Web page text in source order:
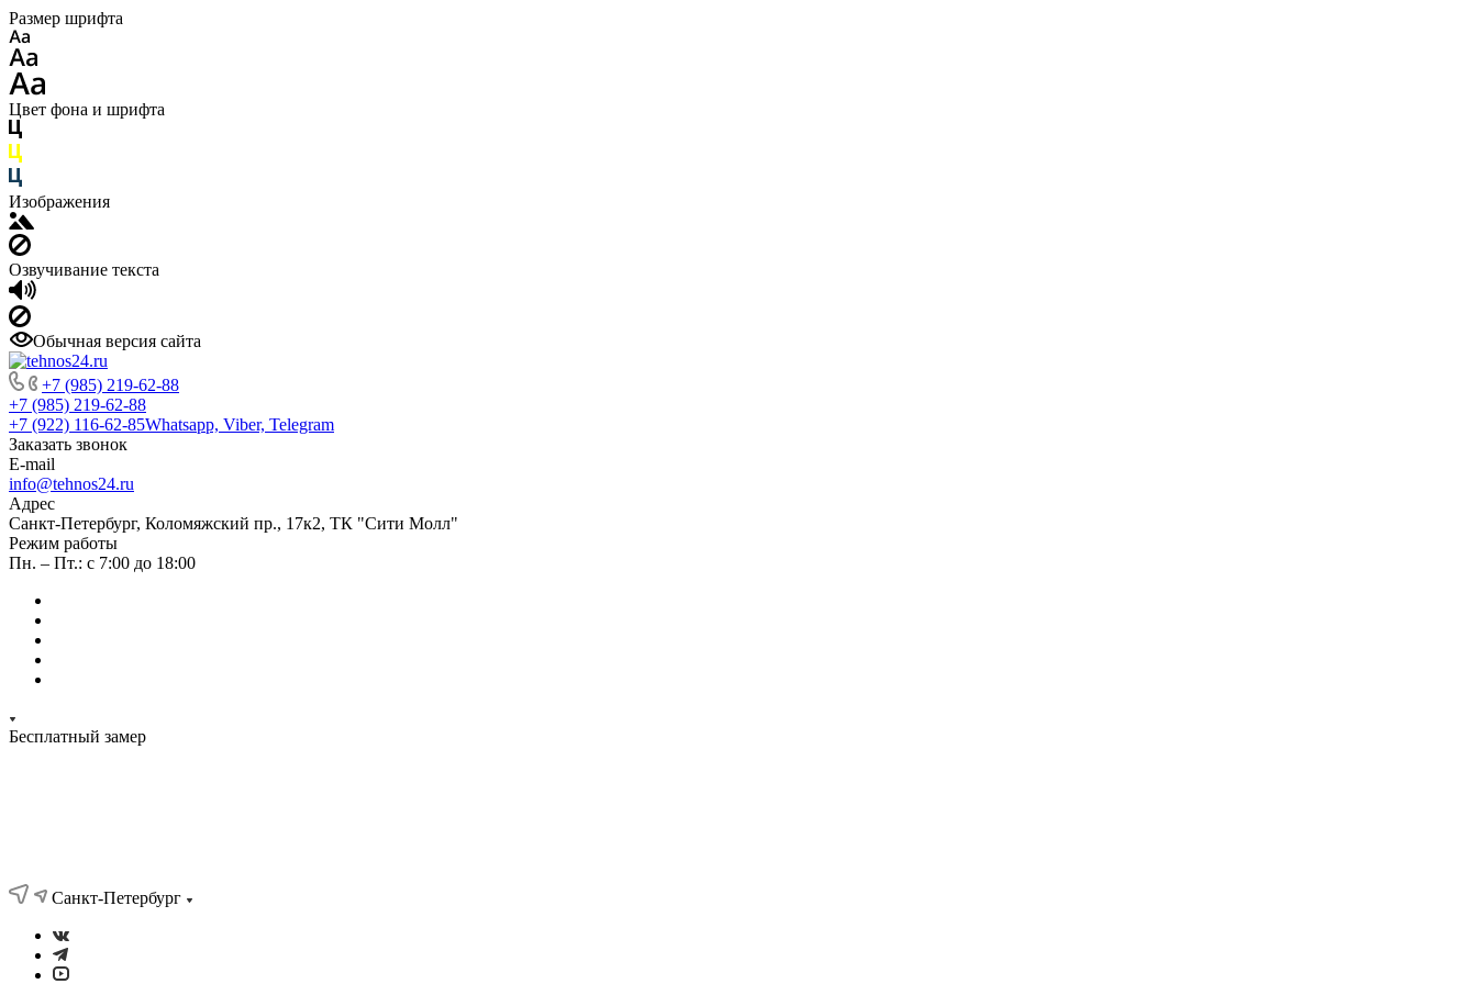
Размер шрифта
Цвет фона и шрифта
Изображения
Озвучивание текста
Обычная версия сайта
+7 (985) 219-62-88
+7 (985) 219-62-88
+7 (922) 116-62-85Whatsapp, Viber, Telegram
Заказать звонок
E-mail
info@tehnos24.ru
Адрес
Санкт-Петербург, Коломяжский пр., 17к2, ТК "Сити Молл"
Режим работы
Пн. – Пт.: с 7:00 до 18:00
Бесплатный замер
Санкт-Петербург